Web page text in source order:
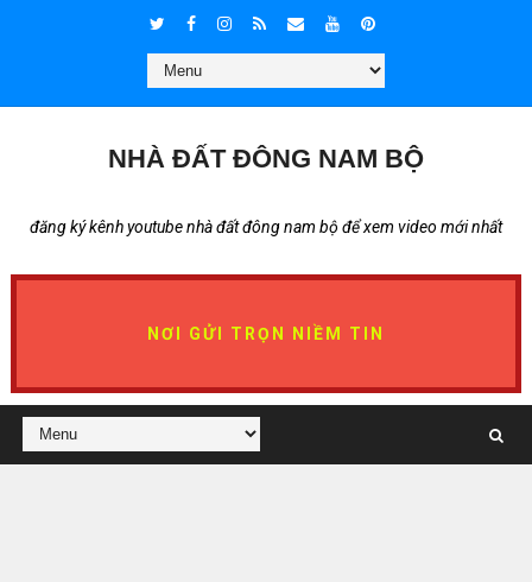
NHÀ ĐẤT ĐÔNG NAM BỘ
đăng ký kênh youtube nhà đất đông nam bộ để xem video mới nhất
NƠI GỬI TRỌN NIỀM TIN